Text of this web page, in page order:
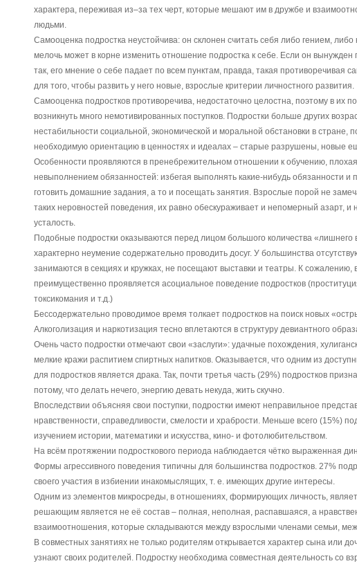
характера, переживая из–за тех черт, которые мешают им в дружбе и
людьми.
Самооценка подростка неустойчива: он склонен считать себя либо гением,
мелочь может в корне изменить отношение подростка к себе. Если он вынужден
так, его мнение о себе падает по всем пунктам, правда, такая противоречивая
для того, чтобы развить у него новые, взрослые критерии личностного развития.
Самооценка подростков противоречива, недостаточно целостна, поэтому в их
возникнуть много немотивированных поступков. Подростки больше других
нестабильности социальной, экономической и моральной обстановки в стране,
необходимую ориентацию в ценностях и идеалах – старые разрушены, новые
Особенности проявляются в пренебрежительном отношении к обучению,
невыполнением обязанностей: избегая выполнять какие-нибудь обязанности и
готовить домашние задания, а то и посещать занятия. Взрослые порой не
таких неровностей поведения, их равно обескураживает и непомерный азарт, и
усталость.
Подобные подростки оказываются перед лицом большого количества «лишнего
характерно неумение содержательно проводить досуг. У большинства
занимаются в секциях и кружках, не посещают выставки и театры. К сожалению,
преимущественно проявляется асоциальное поведение подростков
токсикомания и т.д.)
Бессодержательно проводимое время толкает подростков на поиск новых
Алкоголизация и наркотизация тесно вплетаются в структуру девиантного
Очень часто подростки отмечают свои «заслуги»: удачные похождения,
мелкие кражи распитием спиртных напитков. Оказывается, что одним из
для подростков является драка. Так, почти третья часть (29%) подростков
потому, что делать нечего, энергию девать некуда, жить скучно.
Впоследствии объясняя свои поступки, подростки имеют неправильное
нравственности, справедливости, смелости и храбрости. Меньше всего (15%)
изучением истории, математики и искусства, кино- и фотолюбительством.
На всём протяжении подросткового периода наблюдается чётко выраженная
Формы агрессивного поведения типичны для большинства подростков. 27%
своего участия в избиении инакомыслящих, т. е. имеющих другие интересы.
Одним из элементов микросреды, в отношениях, формирующих личность,
решающим является не её состав – полная, неполная, распавшаяся, а
взаимоотношения, которые складываются между взрослыми членами семьи,
В совместных занятиях не только родителям открывается характер сына или
узнают своих родителей. Подростку необходима совместная деятельность со